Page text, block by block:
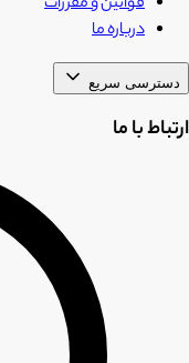
درباره ما
دسترسی سریع
ارتباط با ما